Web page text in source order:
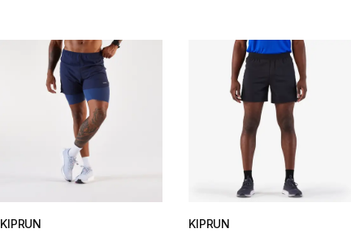
KIPRUN
KIPRUN